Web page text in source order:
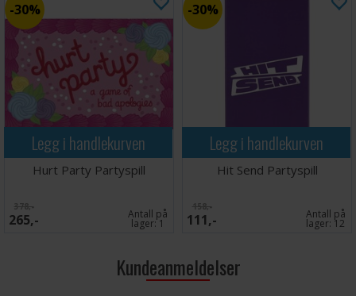
Legg i handlekurven
30%
Hurt Party Partyspill
378,-
265,- Antall på
lager:1
Legg i handlekurven
30%
Hit Send Partyspill
158,-
111,- Antall på
lager: 12
Kundeanmeldelser